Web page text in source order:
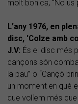
molt bonica, “No us
L’any 1976, en
disc, 'Colze amb
J.V: És el disc més
cançons són
la pau” o “Cançó
un moment en què
que volíem més que